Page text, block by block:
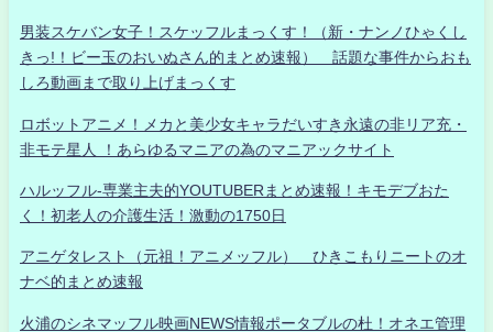
男装スケバン女子！スケッフルまっくす！（新・ナンノひゃくし
きっ!！ビー玉のおいぬさん的まとめ速報） 話題な事件からおも
しろ動画まで取り上げまっくす
ロボットアニメ！メカと美少女キャラだいすき永遠の非リア充・
非モテ星人 ！あらゆるマニアの為のマニアックサイト
ハルッフル-専業主夫的YOUTUBERまとめ速報！キモデブおた
く！初老人の介護生活！激動の1750日
アニゲタレスト（元祖！アニメッフル） ひきこもりニートのオ
ナベ的まとめ速報
火浦のシネマッフル映画NEWS情報ポータブルの杜！オネエ管理